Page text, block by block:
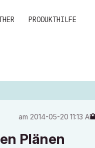
PRODUKTHILFE
am ‎2014-05-20 11:13 AM
Plänen